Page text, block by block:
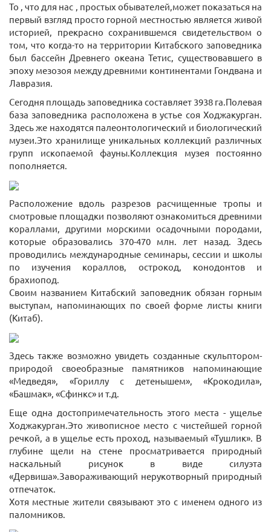
То , что для нас , простых обывателей,может показаться на
первый взгляд просто горной местностью является живой
историей, прекрасно сохранившемся свидетельством о
том, что когда-то на территории Китабского заповедника
был бассейн Древнего океана Тетис, существовавшего в
эпоху мезозоя между древними континентами Гондвана и
Лавразия.
Сегодня площадь заповедника составляет 3938 га.Полевая
база заповедника расположена в устье соя Ходжакурган.
Здесь же находятся палеонтологический и биологический
музеи.Это хранилище уникальных коллекций различных
групп ископаемой фауны.Коллекция музея постоянно
пополняется.
Расположение вдоль разрезов расчищенные тропы и
смотровые площадки позволяют ознакомиться древними
кораллами, другими морскими осадочными породами,
которые образовались 370-470 млн. лет назад. Здесь
проводились международные семинары, сессии и школы
по изучения кораллов, острокод, конодонтов и
брахиопод.
Своим названием Китабский заповедник обязан горным
выступам, напоминающих по своей форме листы книги
(Китаб).
Здесь также возможно увидеть созданные скульптором-
природой своеобразные памятников напоминающие
«Медведя», «Гориллу с детенышем», «Крокодила»,
«Башмак», «Сфинкс» и т.д.
Еще одна достопримечательность этого места - ущелье
Ходжакурган.Это живописное место с чистейшей горной
речкой, а в ущелье есть проход, называемый «Тушлик». В
глубине щели на стене просматривается природный
наскальный рисунок в виде силуэта
«Дервиша».Завораживающий нерукотворный природный
отпечаток.
Хотя местные жители связывают это с именем одного из
паломников.